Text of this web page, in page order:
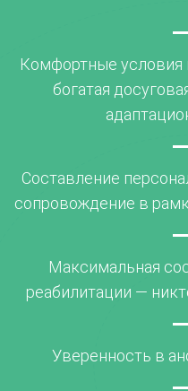
Комфортные условия
богатая
Составление
сопровождение в
Максимальная
реабилитации —
Уверенность в